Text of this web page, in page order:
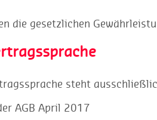
die gesetzlichen
steht
AGB April 2017